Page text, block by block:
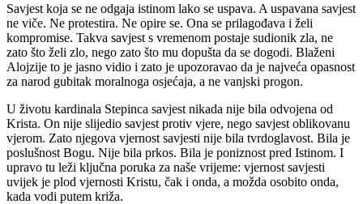
Savjest koja se ne odgaja istinom lako se uspava. A uspavana savjest
ne viče. Ne protestira. Ne opire se. Ona se prilagođava i želi
kompromise. Takva savjest s vremenom postaje sudionik zla, ne
zato što želi zlo, nego zato što mu dopušta da se dogodi. Blaženi
Alojzije to je jasno vidio i zato je upozoravao da je najveća opasnost
za narod gubitak moralnoga osjećaja, a ne vanjski progon.
U životu kardinala Stepinca savjest nikada nije bila odvojena od
Krista. On nije slijedio savjest protiv vjere, nego savjest oblikovanu
vjerom. Zato njegova vjernost savjesti nije bila tvrdoglavost. Bila je
poslušnost Bogu. Nije bila prkos. Bila je poniznost pred Istinom. I
upravo tu leži ključna poruka za naše vrijeme: vjernost savjesti
uvijek je plod vjernosti Kristu, čak i onda, a možda osobito onda,
kada vodi putem križa.